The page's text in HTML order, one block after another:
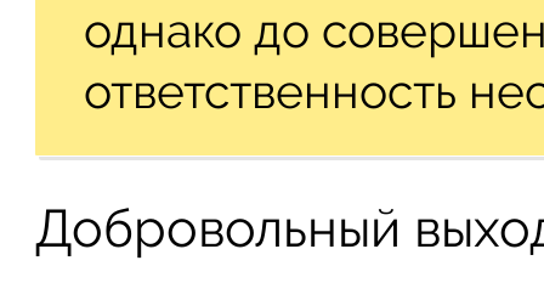
однако до
ответственность
Добровольный